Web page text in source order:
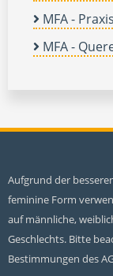
MFA -
MFA -
Aufgrund der
feminine Form
auf männliche,
Geschlechts. Bitte
Bestimmungen des